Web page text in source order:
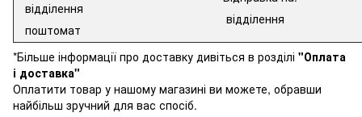
відділення
поштомат
відділення
*Більше інформації про доставку дивіться в розділі "Оплата
і доставка"
Оплатити товар у нашому магазині ви можете, обравши
найбільш зручний для вас спосіб.